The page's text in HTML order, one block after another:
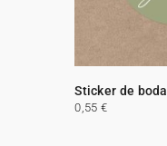
Sticker de boda
0,55 €